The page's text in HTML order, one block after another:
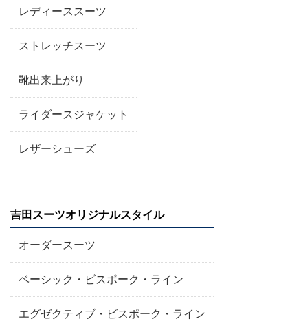
レディーススーツ
ストレッチスーツ
靴出来上がり
ライダースジャケット
レザーシューズ
吉田スーツオリジナルスタイル
オーダースーツ
ベーシック・ビスポーク・ライン
エグゼクティブ・ビスポーク・ライン